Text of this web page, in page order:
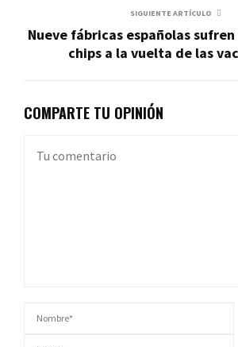
SIGUIENTE ARTÍCULO
Nueve fábricas españolas
chips a la vuelta de las
COMPARTE TU OPINIÓN